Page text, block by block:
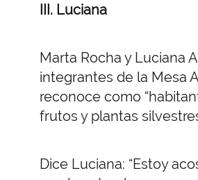
III. Luciana
Marta Rocha y Luciana
integrantes de la Mesa
reconoce como
frutos y plantas
Dice Luciana: “Estoy